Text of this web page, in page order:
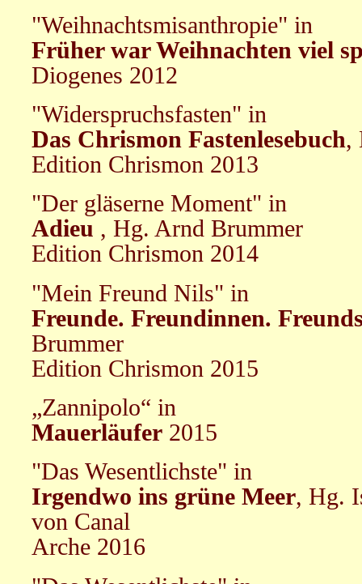
"Weihnachtsmisanthropie" in
Früher war Weihnachten viel
Diogenes 2012
"Widerspruchsfasten" in
Das Chrismon Fastenlesebuch,
Edition Chrismon 2013
"Der gläserne Moment" in
Adieu , Hg. Arnd Brummer
Edition Chrismon 2014
"Mein Freund Nils" in
Freunde. Freundinnen.
Brummer
Edition Chrismon 2015
„Zannipolo“ in
Mauerläufer 2015
"Das Wesentlichste" in
Irgendwo ins grüne Meer, Hg.
von Canal
Arche 2016